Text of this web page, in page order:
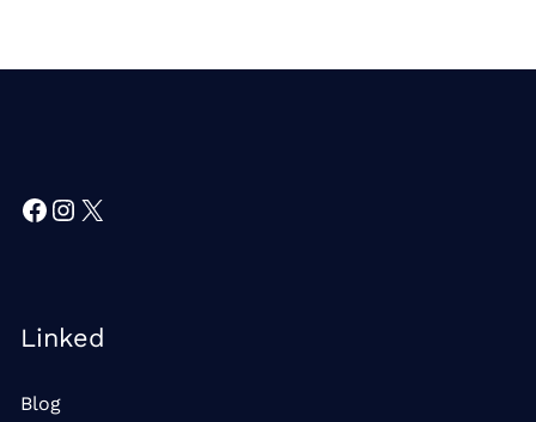
Facebook
Instagram
X
Linked
Blog